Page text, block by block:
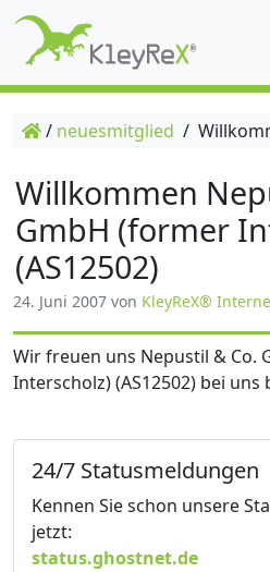
/ neuesmitglied /
Willkommen
GmbH (former
(AS12502)
24. Juni 2007 von KleyReX®
Wir freuen uns Nepustil & Co.
Interscholz) (AS12502) bei
24/7 Statusmeldungen
Kennen Sie schon unsere
jetzt:
status.ghostnet.de